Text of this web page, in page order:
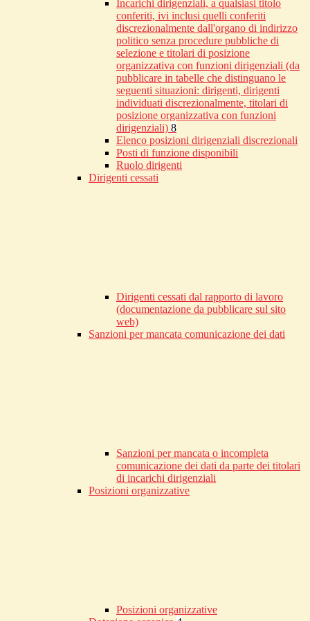
Incarichi dirigenziali, a qualsiasi titolo
conferiti, ivi inclusi quelli conferiti
discrezionalmente dall'organo di indirizzo
politico senza procedure pubbliche di
selezione e titolari di posizione
organizzativa con funzioni dirigenziali (da
pubblicare in tabelle che distinguano le
seguenti situazioni: dirigenti, dirigenti
individuati discrezionalmente, titolari di
posizione organizzativa con funzioni
dirigenziali) 8
Elenco posizioni dirigenziali discrezionali
Posti di funzione disponibili
Ruolo dirigenti
Dirigenti cessati
Dirigenti cessati dal rapporto di lavoro
(documentazione da pubblicare sul sito
web)
Sanzioni per mancata comunicazione dei dati
Sanzioni per mancata o incompleta
comunicazione dei dati da parte dei titolari
di incarichi dirigenziali
Posizioni organizzative
Posizioni organizzative